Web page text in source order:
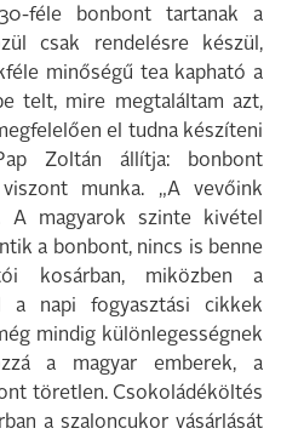
féle bonbont tartanak a
csak rendelésre készül,
minőségű tea kapható a
telt, mire megtaláltam azt,
el tudna készíteni
Zoltán állítja: bonbont
munka. „A vevőink
A magyarok szinte kivétel
a bonbont, nincs is benne
kosárban, miközben a
a napi fogyasztási cikkek
mindig különlegességnek
a magyar emberek, a
töretlen. Csokoládéköltés
a szaloncukor vásárlását